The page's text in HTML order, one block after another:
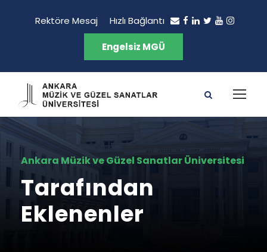
Rektöre Mesaj Hızlı Bağlantı
Engelsiz MGÜ
Ankara Müzik ve Güzel Sanatlar Üniversitesi
Tarafından
Eklenenler